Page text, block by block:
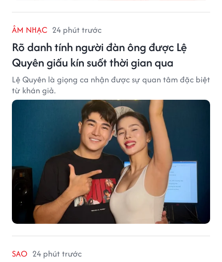
ÂM NHẠC 24 phút trước
Rõ danh tính người đàn ông được Lệ
Quyên giấu kín suốt thời gian qua
Lệ Quyên là giọng ca nhận được sự quan tâm đặc biệt
từ khán giả.
SAO 24 phút trước